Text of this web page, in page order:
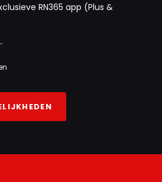
RN365 app (Plus &